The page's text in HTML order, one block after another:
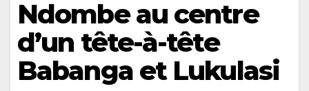
Ndombe au centre
d’un tête-à-tête
Babanga et Lukulasi